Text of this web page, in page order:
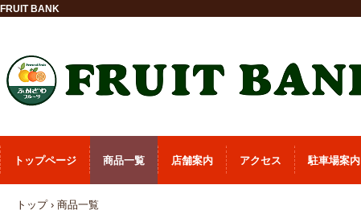
FRUIT BANK
トップページ 商品一覧 店舗案内 アクセス 駐車場案内
トップ › 商品一覧